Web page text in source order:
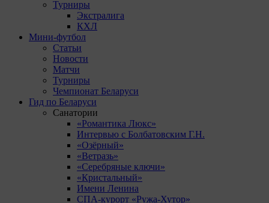
Турниры
Экстралига
КХЛ
Мини-футбол
Статьи
Новости
Матчи
Турниры
Чемпионат Беларуси
Гид по Беларуси
Санатории
«Романтика Люкс»
Интервью с Болбатовским Г.Н.
«Озёрный»
«Ветразь»
«Серебряные ключи»
«Кристальный»
Имени Ленина
СПА-курорт «Ружа-Хутор»